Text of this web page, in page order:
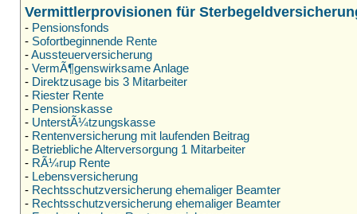
Vermittlerprovisionen für
- Pensionsfonds
- Sofortbeginnende Rente
-Aussteuerversicherung
- VermÃ¶genswirksame Anlage
- Direktzusage bis 3 Mitarbeiter
- Riester Rente
- Pensionskasse
- UnterstÃ¼tzungskasse
- Rentenversicherung mit laufenden Beitrag
- Betriebliche Alterversorgung 1 Mitarbeiter
- RÃ¼rup Rente
- Lebensversicherung
- Rechtsschutzversicherung ehemaliger Beamter
- Rechtsschutzversicherung ehemaliger Beamter